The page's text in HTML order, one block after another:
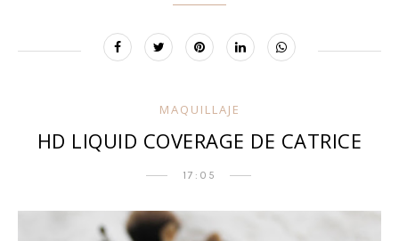
MAQUILLAJE
HD LIQUID COVERAGE DE CATRICE
17:05